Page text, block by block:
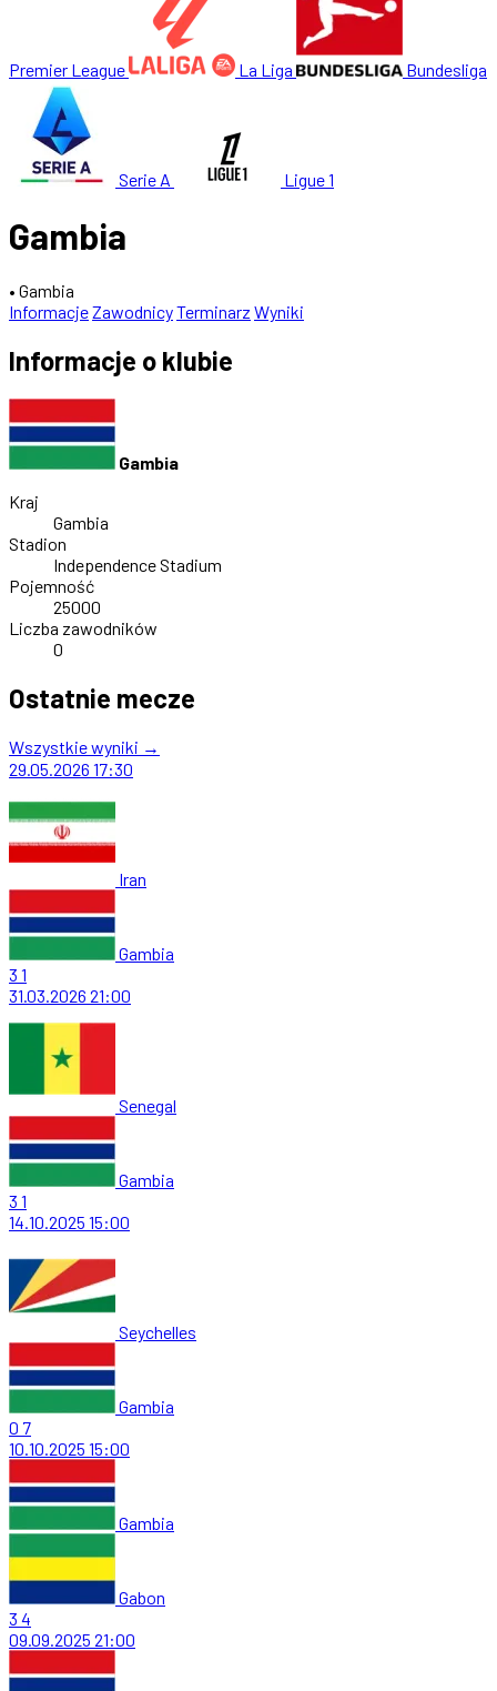
Premier League La Liga Bundesliga
Serie A Ligue 1
Gambia
• Gambia
InformacjeZawodnicyTerminarz Wyniki
Informacje o klubie
Gambia
Kraj
Gambia
Stadion
Independence Stadium
Pojemność
25000
Liczba zawodników
0
Ostatnie mecze
Wszystkie wyniki →
29.05.2026 17:30
Iran
Gambia
3 1
31.03.2026 21:00
Senegal
Gambia
3 1
14.10.2025 15:00
Seychelles
Gambia
0 7
10.10.2025 15:00
Gambia
Gabon
3 4
09.09.2025 21:00